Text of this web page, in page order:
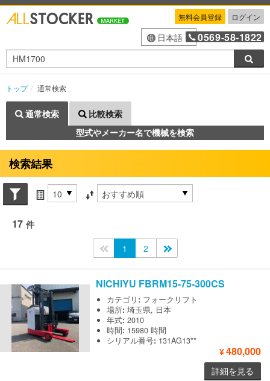
無料会員登録 ログイン
日本語 0569-58-1822
トップ 通常検索
通常検索
比較検索
型式やメーカー名で機械を検索
検索結果
Search conditions
件数 並び替え条件
17 件
<<1 2
NICHIYU FBRM15-75-300CS
カテゴリ : フォークリフト
場所:埼玉県, 日本
年式:2010
時間: 15980 時間
シリアル番号: 131AG13**
¥480,000
詳細を見る